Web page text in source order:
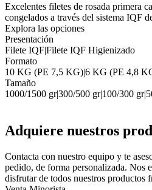
Excelentes filetes de rosada primera
congelados a través del sistema IQF
Explora las opciones
Presentación
Filete IQF|Filete IQF Higienizado
Formato
10 KG (PE 7,5 KG)|6 KG (PE 4,8
Tamaño
1000/1500 gr|300/500 gr|100/300 gr|
Adquiere nuestros
Contacta con nuestro equipo y te
pedido, de forma personalizada. Nos
disfrutar de todos nuestros productos